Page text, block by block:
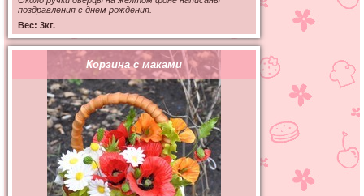
поздравления с днем рождения.
Вес: 3кг.
Корзина с маками